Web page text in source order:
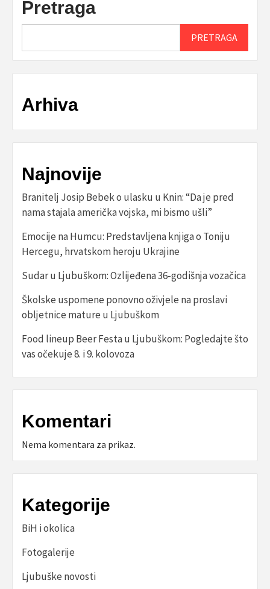
Pretraga
PRETRAGA
Arhiva
Najnovije
Branitelj Josip Bebek o ulasku u Knin: “Da je pred
nama stajala američka vojska, mi bismo ušli”
Emocije na Humcu: Predstavljena knjiga o Toniju
Hercegu, hrvatskom heroju Ukrajine
Sudar u Ljubuškom: Ozlijeđena 36-godišnja vozačica
Školske uspomene ponovno oživjele na proslavi
obljetnice mature u Ljubuškom
Food lineup Beer Festa u Ljubuškom: Pogledajte što
vas očekuje 8. i 9. kolovoza
Komentari
Nema komentara za prikaz.
Kategorije
BiH i okolica
Fotogalerije
Ljubuške novosti